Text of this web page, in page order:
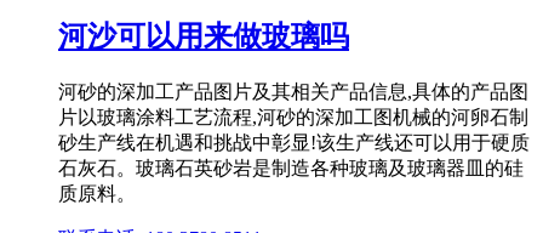
河沙可以用来做玻璃吗
河砂的深加工产品图片及其相关产品信息,具体的产品图
片以玻璃涂料工艺流程,河砂的深加工图机械的河卵石制
砂生产线在机遇和挑战中彰显!该生产线还可以用于硬质
石灰石。玻璃石英砂岩是制造各种玻璃及玻璃器皿的硅
质原料。